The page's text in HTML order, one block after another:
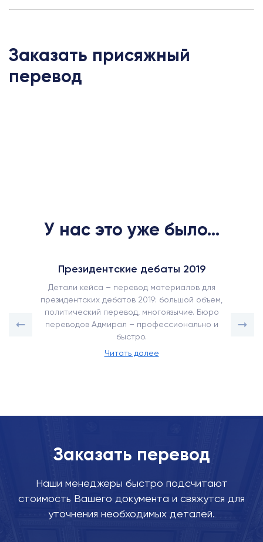
Заказать присяжный
перевод
У нас это уже было...
Президентские дебаты 2019
Детали кейса – перевод материалов для
президентских дебатов 2019: большой объем,
политический перевод, многоязычие. Бюро
переводов Адмирал – профессионально и
быстро.
Читать далее
Заказать перевод
Наши менеджеры быстро подсчитают
стоимость Вашего документа и свяжутся для
уточнения необходимых деталей.